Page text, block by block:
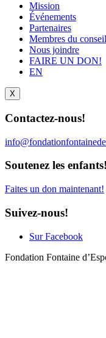
Mission
Événements
Partenaires
Membres du conseil
Nous joindre
FAIRE UN DON!
EN
X
Contactez-nous!
Soutenez les enfants!
Faites un don maintenant!
Suivez-nous!
Sur Facebook
Fondation Fontaine